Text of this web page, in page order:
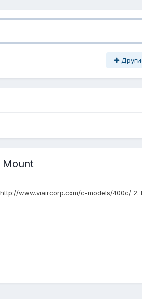
Mount
www.viaircorp.com/c-models/400c/ 2.